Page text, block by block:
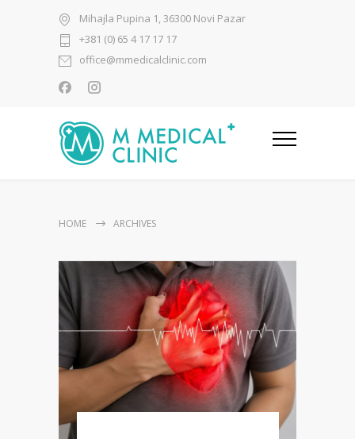
Mihajla Pupina 1, 36300 Novi Pazar
+381 (0) 65 4 17 17 17
office@mmedicalclinic.com
HOME ARCHIVES